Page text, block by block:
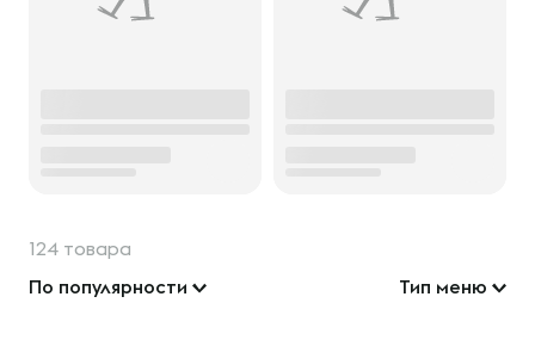
124 товара
По популярности
Тип меню